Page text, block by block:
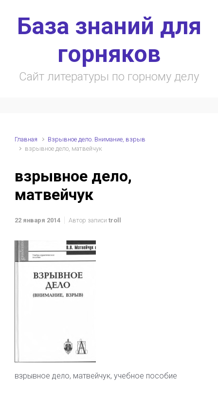
База знаний для
горняков
Сайт литературы по горному делу
Главная
Взрывное дело. Внимание, взрыв
взрывное дело, матвейчук
взрывное дело,
матвейчук
22 января 2014 Автор записи troll
взрывное дело, матвейчук, учебное пособие